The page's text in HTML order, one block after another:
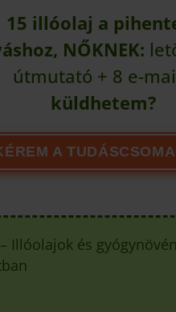
15 illóolaj a
NŐKNEK:
útmutató + 8 e-
küldhetem?
A
– Illóolajok és